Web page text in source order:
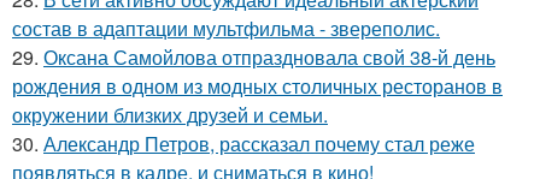
состав в адаптации мультфильма - звереполис.
29. Оксана Самойлова отпраздновала свой 38-й день
рождения в одном из модных столичных ресторанов в
окружении близких друзей и семьи.
30. Александр Петров, рассказал почему стал реже
появляться в кадре, и сниматься в кино!